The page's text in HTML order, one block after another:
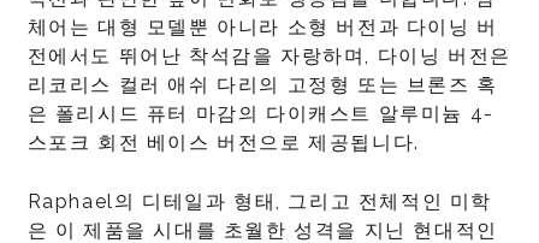
체어는 대형 모델뿐 아니라 소형 버전과 다이닝 버
전에서도 뛰어난 착석감을 자랑하며, 다이닝 버전은
리코리스 컬러 애쉬 다리의 고정형 또는 브론즈 혹
은 폴리시드 퓨터 마감의 다이캐스트 알루미늄 4-
스포크 회전 베이스 버전으로 제공됩니다.
Raphael의 디테일과 형태, 그리고 전체적인 미학
은 이 제품을 시대를 초월한 성격을 지닌 현대적인